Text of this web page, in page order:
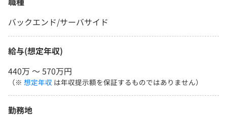
バックエンド/サーバサイド
給与(想定年収)
440万 〜 570万円
（※ 想定年収 は年収提示額を保証するものではありません）
勤務地